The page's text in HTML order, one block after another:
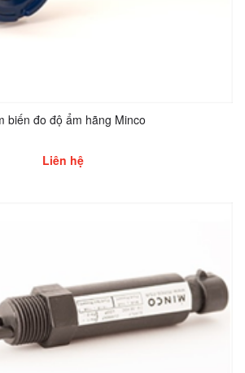
biến đo độ ẩm hãng Minco
Liên hệ